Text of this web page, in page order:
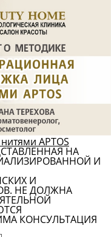
APTOS
НА
И
И
НЕ ДОЛЖНА
КОНСУЛЬТАЦИЯ